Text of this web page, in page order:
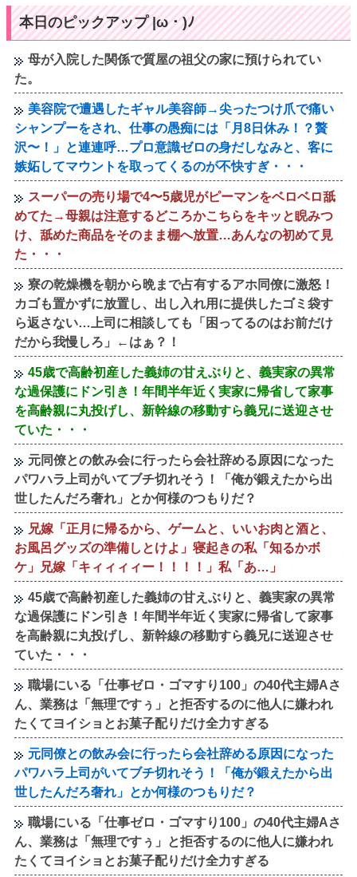
本日のピックアップ |ω・)ﾉ
母が入院した関係で質屋の祖父の家に預けられてい
た。
美容院で遭遇したギャル美容師→尖ったつけ爪で痛い
シャンプーをされ、仕事の愚痴には「月8日休み！？贅
沢〜！」と連連呼…プロ意識ゼロの身だしなみと、客に
嫉妬してマウントを取ってくるのが不快すぎ・・・
スーパーの売り場で4〜5歳児がピーマンをベロベロ舐
めてた→母親は注意するどころかこちらをキッと睨みつ
け、舐めた商品をそのまま棚へ放置…あんなの初めて見
た・・・
寮の乾燥機を朝から晩まで占有するアホ同僚に激怒！
カゴも置かずに放置し、出し入れ用に提供したゴミ袋す
ら返さない…上司に相談しても「困ってるのはお前だけ
だから我慢しろ」←はぁ？！
45歳で高齢初産した義姉の甘えぶりと、義実家の異常
な過保護にドン引き！年間半年近く実家に帰省して家事
を高齢親に丸投げし、新幹線の移動すら義兄に送迎させ
ていた・・・
元同僚との飲み会に行ったら会社辞める原因になった
パワハラ上司がいてブチ切れそう！「俺が鍛えたから出
世したんだろ奢れ」とか何様のつもりだ？
兄嫁「正月に帰るから、ゲームと、いいお肉と酒と、
お風呂グッズの準備しとけよ」寝起きの私「知るかボ
ケ」兄嫁「キィィィィー！！！！」私「あ…」
45歳で高齢初産した義姉の甘えぶりと、義実家の異常
な過保護にドン引き！年間半年近く実家に帰省して家事
を高齢親に丸投げし、新幹線の移動すら義兄に送迎させ
ていた・・・
職場にいる「仕事ゼロ・ゴマすり100」の40代主婦Aさ
ん、業務は「無理ですぅ」と拒否するのに他人に嫌われ
たくてヨイショとお菓子配りだけ全力すぎる
元同僚との飲み会に行ったら会社辞める原因になった
パワハラ上司がいてブチ切れそう！「俺が鍛えたから出
世したんだろ奢れ」とか何様のつもりだ？
職場にいる「仕事ゼロ・ゴマすり100」の40代主婦Aさ
ん、業務は「無理ですぅ」と拒否するのに他人に嫌われ
たくてヨイショとお菓子配りだけ全力すぎる